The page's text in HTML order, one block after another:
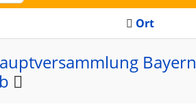
Ort
Bayern